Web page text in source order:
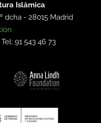
Islámica
dcha -28015 Madrid
Tel: 91 543 46 73